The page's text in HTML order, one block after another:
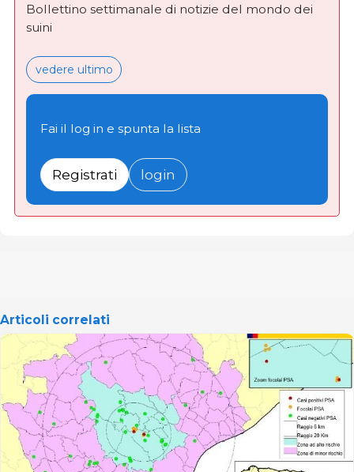
Bollettino settimanale di notizie del mondo dei
suini
vedere ultimo
Fai il log in e spunta la lista
Registrati login
Articoli correlati